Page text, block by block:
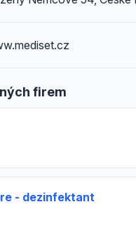
firem
- dezinfektant